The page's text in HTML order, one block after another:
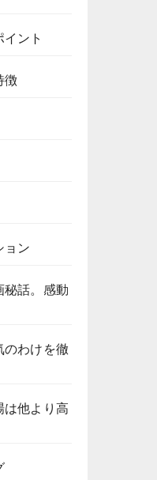
ント
徴
ョン
秘話。感動
のわけを徹
は他より高